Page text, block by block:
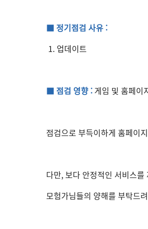
■ 정기점검 사유 :
1. 업데이트
■ 점검 영향 : 게임 및 홈페이
점검으로 부득이하게 홈페이
다만, 보다 안정적인 서비스
모험가님들의 양해를 부탁드